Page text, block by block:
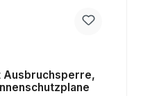
Ausbruchsperre,